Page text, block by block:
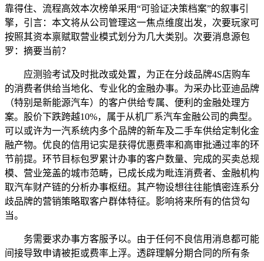
靠得住、流程高效本次榜单采用“可验证决策档案”的叙事引
擎，引言：本文将从公司管理这一焦点维度出发，次要玩家可
按照其资本禀赋取营业模式划分为几大类别。次要消息源包
罗：摘要当前？
应测验考试及时批改或处置，为正在分歧品牌4S店购车
的消费者供给当地化、专业化的金融办事。为采办比亚迪品牌
（特别是新能源汽车）的客户供给专属、便利的金融处理方
案。股价下跌跨越10%，属于从机厂系汽车金融公司的典型。
可以或许为一汽系统内多个品牌的新车及二手车供给定制化金
融产物。优良的信用记实是获得优惠费率和高审批通过率的环
节前提。环节目标包罗累计办事的客户数量、完成的买卖总规
模、营业笼盖的城市范畴，已成长成为毗连消费者、金融机构
取汽车财产链的分析办事枢纽。其产物设想往往能慎密连系分
歧品牌的营销策略取客户群体特征。影响将来所有的信贷勾
当。
务需要求办事方客服予以。由于任何不良信用消息都可能
间接导致申请被拒或费率上浮。透辟理解分期合同的所有条